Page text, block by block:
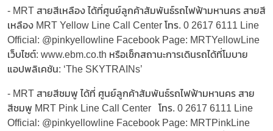
- MRT สายสีเหลือง ได้ที่ศูนย์ลูกค้าสัมพันธ์รถไฟฟ้ามหานคร สายสี
เหลือง MRT Yellow Line Call Center โทร. 0 2617 6111 Line
Official: @pinkyellowline Facebook Page: MRTYellowLine
เว็บไซต์: www.ebm.co.th หรือเช็กสถานะการเดินรถได้ที่โมบาย
แอปพลิเคชัน: ‘The SKYTRAINs’
- MRT สายสีชมพู ได้ที่ ศูนย์ลูกค้าสัมพันธ์รถไฟฟ้ามหานคร สาย
สีชมพู MRT Pink Line Call Center โทร. 0 2617 6111 Line
Official: @pinkyellowline Facebook Page: MRTPinkLine